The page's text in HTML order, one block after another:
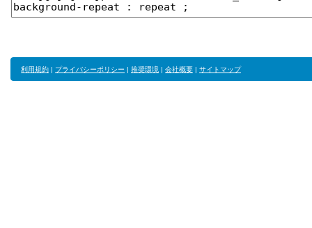
利用規約 | プライバシーポリシー | 推奨環境 | 会社概要 | サイトマップ